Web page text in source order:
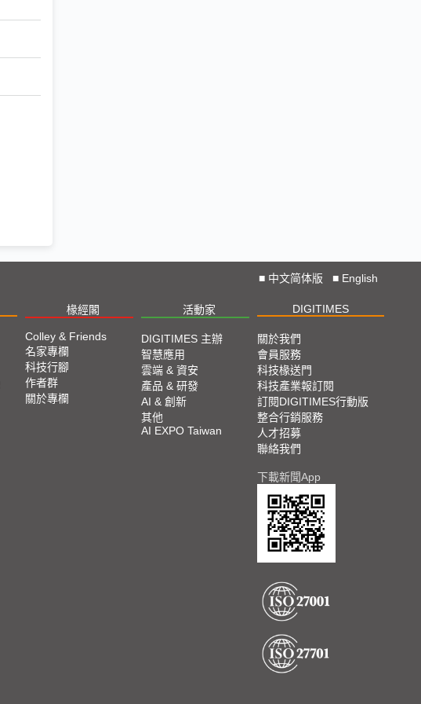
■ 中文简体版 ■ English
椽經閣 活動家 DIGITIMES
Colley & Friends
名家專欄
科技行腳
作者群
關於專欄
DIGITIMES 主辦
智慧應用
雲端 & 資安
產品 & 研發
AI & 創新
其他
AI EXPO Taiwan
關於我們
會員服務
科技椽送門
科技產業報訂閱
訂閱DIGITIMES行動版
整合行銷服務
人才招募
聯絡我們
下載新聞App